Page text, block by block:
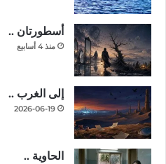
أسطورتان ..
منذ 4 أسابيع
إلى الغرب ..
2026-06-19
الحاوية ..